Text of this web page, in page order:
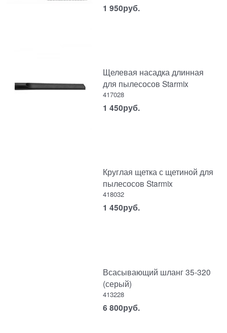
1 950руб.
Щелевая насадка длинная
для пылесосов Starmix
417028
1 450руб.
Круглая щетка с щетиной для
пылесосов Starmix
418032
1 450руб.
Всасывающий шланг 35-320
(серый)
413228
6 800руб.